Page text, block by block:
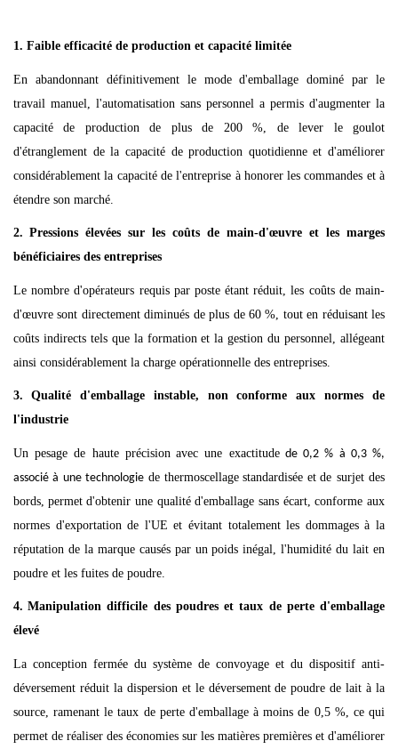
1. Faible efficacité de production et capacité limitée
En abandonnant définitivement le mode d'emballage dominé par le
travail manuel, l'automatisation sans personnel a permis d'augmenter la
capacité de production de plus de 200 %, de lever le goulot
d'étranglement de la capacité de production quotidienne et d'améliorer
considérablement la capacité de l'entreprise à honorer les commandes et à
étendre son marché.
2. Pressions élevées sur les coûts de main-d'œuvre et les marges
bénéficiaires des entreprises
Le nombre d'opérateurs requis par poste étant réduit, les coûts de main-
d'œuvre sont directement diminués de plus de 60 %, tout en réduisant les
coûts indirects tels que la formation et la gestion du personnel, allégeant
ainsi considérablement la charge opérationnelle des entreprises.
3.
Qualité d'emballage instable, non conforme aux normes de
l'industrie
Un pesage de haute précision avec une exactitudede 0,2 % à 0,3 %,
associé à une technologie de thermoscellage standardisée et de surjet des
bords, permet d'obtenir une qualité d'emballage sans écart, conforme aux
normes d'exportation de l'UE et évitant totalement les dommages à la
réputation de la marque causés par un poids inégal, l'humidité du lait en
poudre et les fuites de poudre.
4. Manipulation difficile des poudres et taux de perte d'emballage
élevé
La conception fermée du système de convoyage et du dispositif anti-
déversement réduit la dispersion et le déversement de poudre de lait à la
source, ramenant le taux de perte d'emballage à moins de 0,5 %, ce qui
permet de réaliser des économies sur les matières premières et d'améliorer